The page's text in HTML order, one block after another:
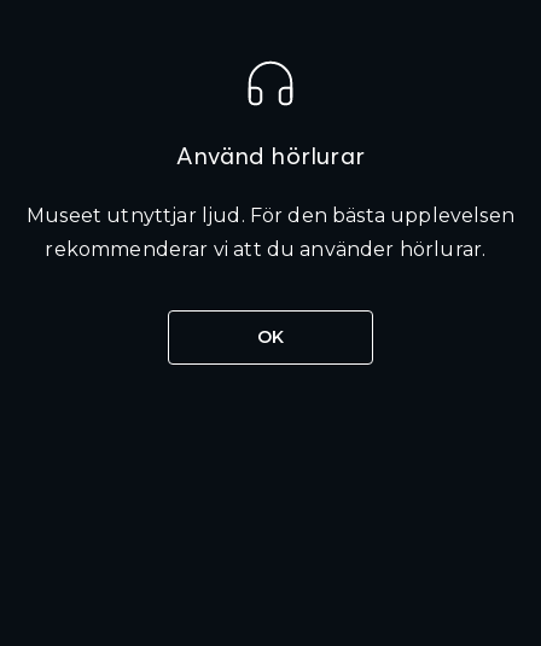
Använd hörlurar
Museet utnyttjar ljud. För den bästa upplevelsen
rekommenderar vi att du använder hörlurar.
OK